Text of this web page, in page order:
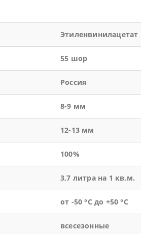
Этиленвинилацетат
55 шор
Россия
8-9 мм
12-13 мм
100%
3,7 литра на 1 кв.м.
от -50 °С до +50 °С
всесезонные